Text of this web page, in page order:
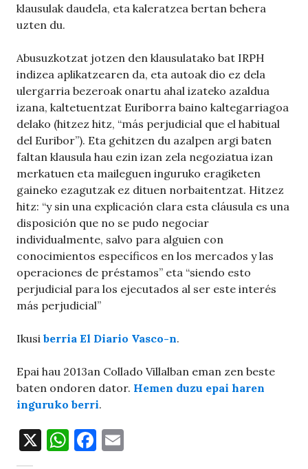
klausulak daudela, eta kaleratzea bertan behera
uzten du.
Abusuzkotzat jotzen den klausulatako bat IRPH
indizea aplikatzearen da, eta autoak dio ez dela
ulergarria bezeroak onartu ahal izateko azaldua
izana, kaltetuentzat Euriborra baino kaltegarriagoa
delako (hitzez hitz, “más perjudicial que el habitual
del Euribor”). Eta gehitzen du azalpen argi baten
faltan klausula hau ezin izan zela negoziatua izan
merkatuen eta maileguen inguruko eragiketen
gaineko ezagutzak ez dituen norbaitentzat. Hitzez
hitz: “y sin una explicación clara esta cláusula es una
disposición que no se pudo negociar
individualmente, salvo para alguien con
conocimientos específicos en los mercados y las
operaciones de préstamos” eta “siendo esto
perjudicial para los ejecutados al ser este interés
más perjudicial”
Ikusi berria El Diario Vasco-n.
Epai hau 2013an Collado Villalban eman zen beste
baten ondoren dator. Hemen duzu epai haren
inguruko berri.
X W F